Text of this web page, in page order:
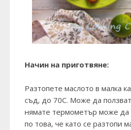
Начин на приготвяне:
Разтопете маслото в малка
съд, до 70С. Може да
нямате термометър може да
по това, че като се разтопи